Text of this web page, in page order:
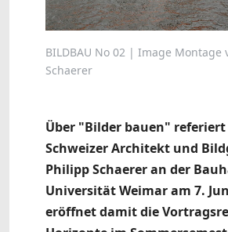
BILDBAU No 02 | Image Montage
Schaerer
Über "Bilder bauen" referiert
Schweizer Architekt und
Philipp Schaerer an der
Universität Weimar am 7.
eröffnet damit die